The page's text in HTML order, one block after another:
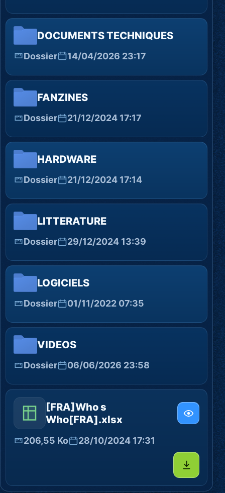
DOCUMENTS TECHNIQUES
Dossier 14/04/2026 23:17
FANZINES
Dossier 21/12/2024 17:17
HARDWARE
Dossier 21/12/2024 17:14
LITTERATURE
Dossier 29/12/2024 13:39
LOGICIELS
Dossier 01/11/2022 07:35
VIDEOS
Dossier 06/06/2026 23:58
[FRA]Who s
Who[FRA].xlsx
206,55 Ko 28/10/2024 17:31